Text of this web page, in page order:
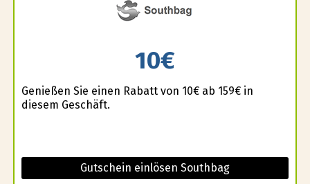
10€
Genießen Sie einen Rabatt von 10€ ab 159€ in
diesem Geschäft.
Gutschein einlösen Southbag